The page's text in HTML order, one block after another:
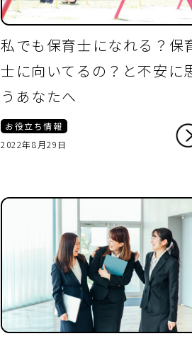
私でも保育士になれる？保
士に向いてるの？と不安に
うあなたへ
お役立ち情報
2022年8月29日